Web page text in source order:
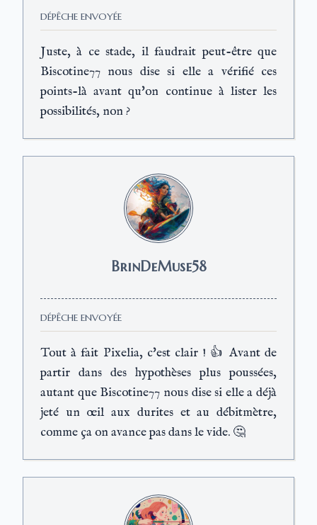
DÉPÊCHE ENVOYÉE
Juste, à ce stade, il faudrait peut-être que
Biscotine77 nous dise si elle a vérifié ces
points-là avant qu'on continue à lister les
possibilités, non ?
BrinDeMuse58
DÉPÊCHE ENVOYÉE
Tout à fait Pixelia, c'est clair ! 👍 Avant de
partir dans des hypothèses plus poussées,
autant que Biscotine77 nous dise si elle a déjà
jeté un œil aux durites et au débitmètre,
comme ça on avance pas dans le vide. 🤔